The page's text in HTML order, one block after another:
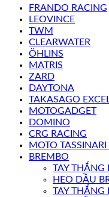
FRANDO RACING
LEOVINCE
TWM
CLEARWATER
ÖHLINS
MATRIS
ZARD
DAYTONA
TAKASAGO
MOTOGADGET
DOMINO
CRG RACING
MOTO TASSINARI
BREMBO
TAY THẮNG
HEO DẦU
TAY THẮNG